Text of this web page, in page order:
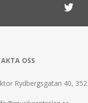
OSS
Rydbergsgatan 40,